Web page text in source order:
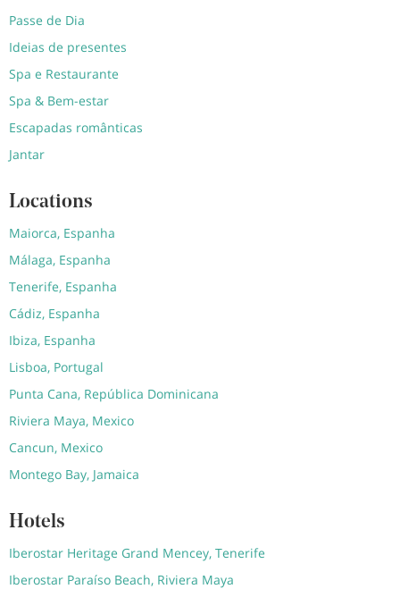
Passe de Dia
Ideias de presentes
Spa e Restaurante
Spa & Bem-estar
Escapadas românticas
Jantar
Locations
Maiorca, Espanha
Málaga, Espanha
Tenerife, Espanha
Cádiz, Espanha
Ibiza, Espanha
Lisboa, Portugal
Punta Cana, República Dominicana
Riviera Maya, Mexico
Cancun, Mexico
Montego Bay, Jamaica
Hotels
Iberostar Heritage Grand Mencey, Tenerife
Iberostar Paraíso Beach, Riviera Maya